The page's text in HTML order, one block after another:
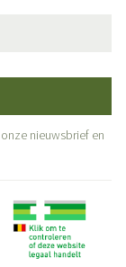
nieuwsbrief en